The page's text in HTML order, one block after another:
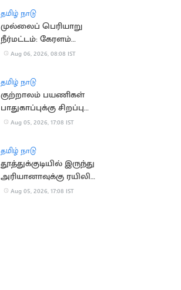
தமிழ் நாடு
முல்லைப் பெரியாறு
நீர்மட்டம்: கேரளம்
அமைச்சர் எச்சரிக்கை
Aug 06, 2026, 08:08 IST
தமிழ் நாடு
குற்றாலம் பயணிகள்
பாதுகாப்புக்கு சிறப்பு
கண்காணிப்பு குழு
Aug 05, 2026, 17:08 IST
தமிழ் நாடு
தூத்துக்குடியில் இருந்து
அரியானாவுக்கு ரயிலில்
செல்லும் மின்சார
Aug 05, 2026, 17:08 IST